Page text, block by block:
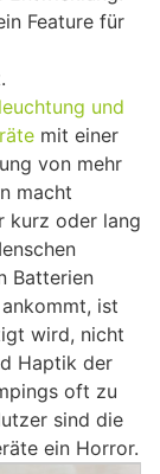
Feature für
und
mit einer
von mehr
macht
kurz oder lang
Batterien
ist
wird, nicht
Haptik der
oft zu
sind die
ein Horror.